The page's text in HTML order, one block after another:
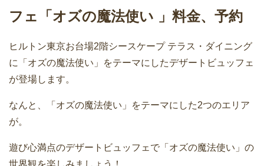
フェ「オズの魔法使い 」料金、予約
ヒルトン東京お台場2階シースケープ テラス・ダイニング
に「オズの魔法使い」をテーマにしたデザートビュッフェ
が登場します。
なんと、「オズの魔法使い」をテーマにした2つのエリア
が。
遊び心満点のデザートビュッフェで「オズの魔法使い」の